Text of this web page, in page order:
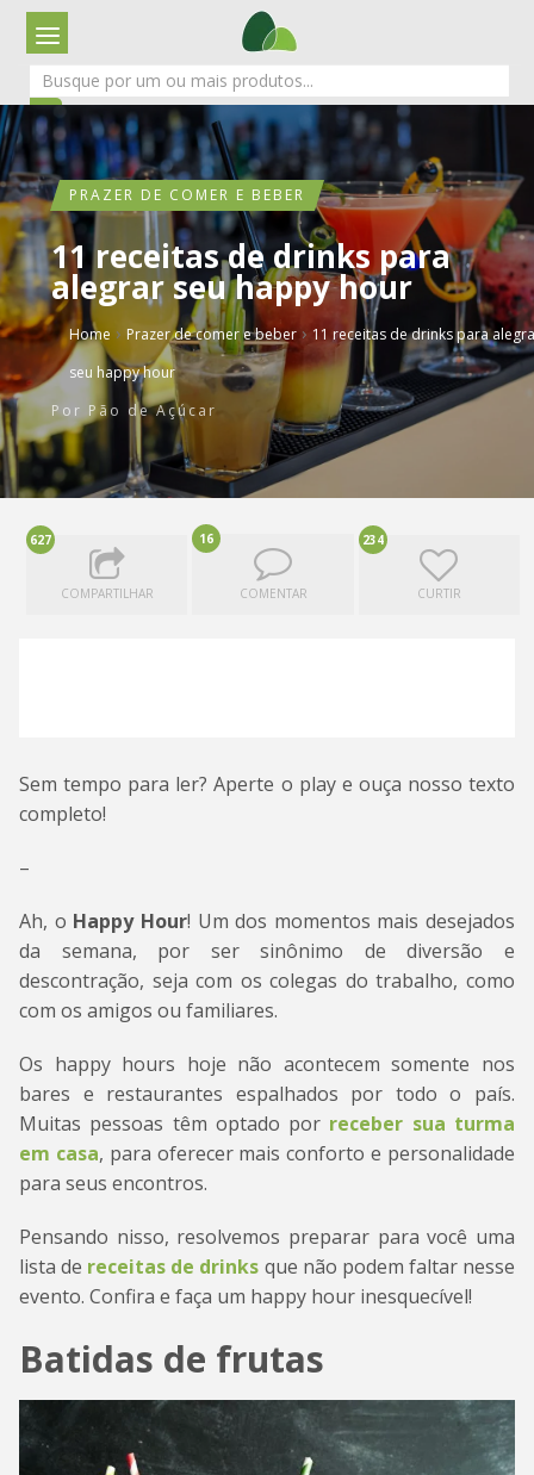
PRAZER DE COMER E BEBER
11 receitas de drinks para
alegrar seu happy hour
Home › Prazer de comer e beber › 11 receitas de drinks para
seu happy hour
Por Pão de Açúcar
627
COMPARTILHAR
16
COMENTAR
234
CURTIR
Sem tempo para ler? Aperte o play e ouça nosso texto
completo!
–
Ah, o Happy Hour! Um dos momentos mais desejados
da semana, por ser sinônimo de diversão e
descontração, seja com os colegas do trabalho, como
com os amigos ou familiares.
Os happy hours hoje não acontecem somente nos
bares e restaurantes espalhados por todo o país.
Muitas pessoas têm optado por receber sua turma
em casa, para oferecer mais conforto e personalidade
para seus encontros.
Pensando nisso, resolvemos preparar para você uma
lista de receitas de drinks que não podem faltar nesse
evento. Confira e faça um happy hour inesquecível!
Batidas de frutas